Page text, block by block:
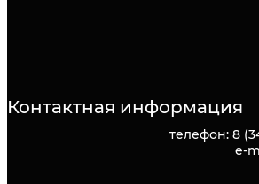
Контактная информация
телефон: 8
e-